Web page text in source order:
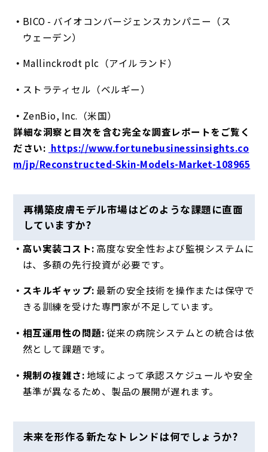
BICO - バイオコンバージェンスカンパニー（ス
ウェーデン）
Mallinckrodt plc（アイルランド）
ストラティセル（ベルギー）
ZenBio, Inc.（米国）
詳細な洞察と目次を含む完全な調査レポートをご覧く
ださい: https://www.fortunebusinessinsights.co
m/jp/Reconstructed-Skin-Models-Market-108965
再構築皮膚モデル市場はどのような課題に直面
していますか?
高い実装コスト: 高度な安全性および監視システムに
は、多額の先行投資が必要です。
スキルギャップ: 最新の安全技術を操作または保守で
きる訓練を受けた専門家が不足しています。
相互運用性の問題:従来の病院システムとの統合は依
然として課題です。
規制の複雑さ:地域によって承認スケジュールや安全
基準が異なるため、製品の展開が遅れます。
未来を形作る新たなトレンドは何でしょうか?